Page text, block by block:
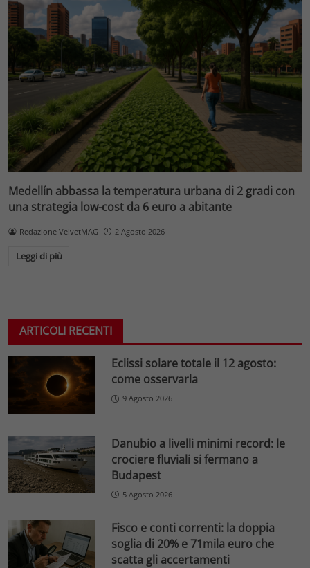
Medellín abbassa la temperatura urbana di 2 gradi con
una strategia low-cost da 6 euro a abitante
Redazione VelvetMAG 2 Agosto 2026
Leggi di più
ARTICOLI RECENTI
Eclissi solare totale il 12 agosto:
come osservarla
9 Agosto 2026
Danubio a livelli minimi record: le
crociere fluviali si fermano a
Budapest
5 Agosto 2026
Fisco e conti correnti: la doppia
soglia di 20% e 71mila euro che
scatta gli accertamenti